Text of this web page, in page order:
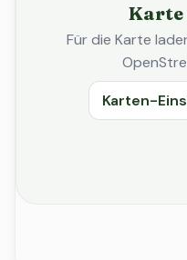
Karte
Für die Karte
Karten-